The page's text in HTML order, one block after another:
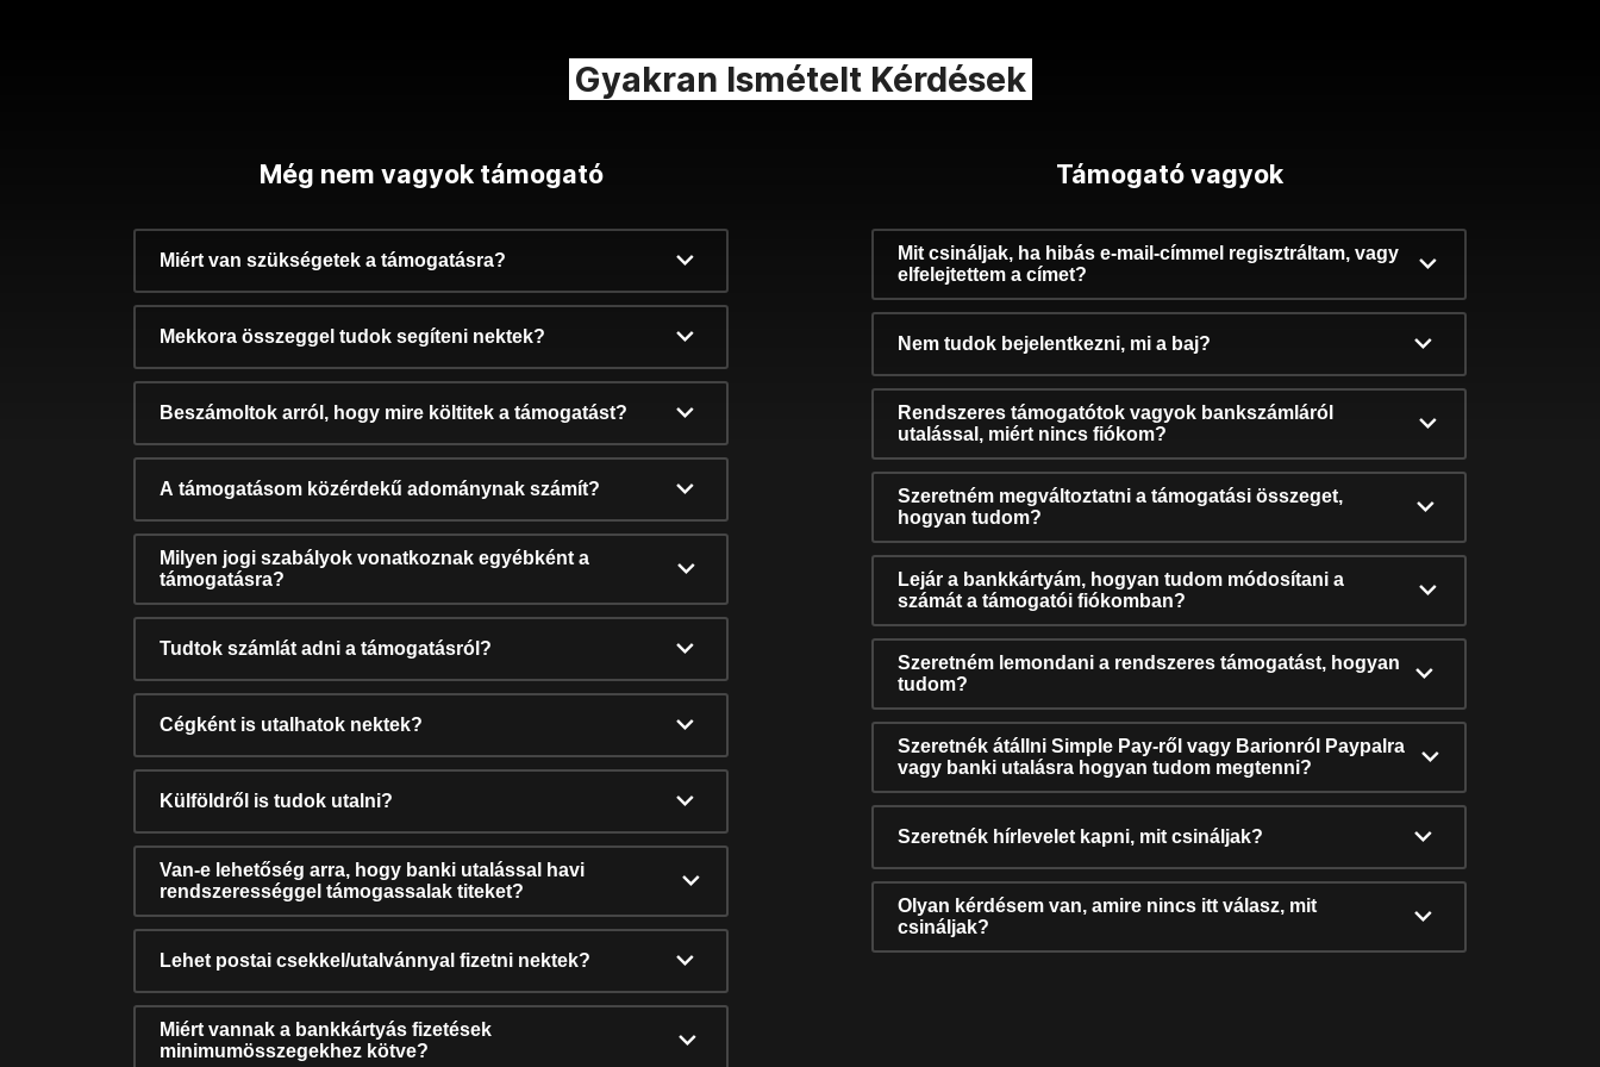
Gyakran Ismételt Kérdések
Még nem vagyok támogató
Miért van szükségetek a támogatásra?
Mekkora összeggel tudok segíteni nektek?
Beszámoltok arról, hogy mire költitek a támogatást?
A támogatásom közérdekű adománynak számít?
Milyen jogi szabályok vonatkoznak egyébként a
támogatásra?
Tudtok számlát adni a támogatásról?
Cégként is utalhatok nektek?
Külföldről is tudok utalni?
Van-e lehetőség arra, hogy banki utalással havi
rendszerességgel támogassalak titeket?
Lehet postai csekkel/utalvánnyal fizetni nektek?
Miért vannak a bankkártyás fizetések
minimumösszegekhez kötve?
Támogató vagyok
Mit csináljak, ha hibás e-mail-címmel regisztráltam, vagy
elfelejtettem a címet?
Nem tudok bejelentkezni, mi a baj?
Rendszeres támogatótok vagyok bankszámláról
utalással, miért nincs fiókom?
Szeretném megváltoztatni a támogatási összeget,
hogyan tudom?
Lejár a bankkártyám, hogyan tudom módosítani a
számát a támogatói fiókomban?
Szeretném lemondani a rendszeres támogatást, hogyan
tudom?
Szeretnék átállni Simple Pay-ről vagy Barionról Paypalra
vagy banki utalásra hogyan tudom megtenni?
Szeretnék hírlevelet kapni, mit csináljak?
Olyan kérdésem van, amire nincs itt válasz, mit
csináljak?